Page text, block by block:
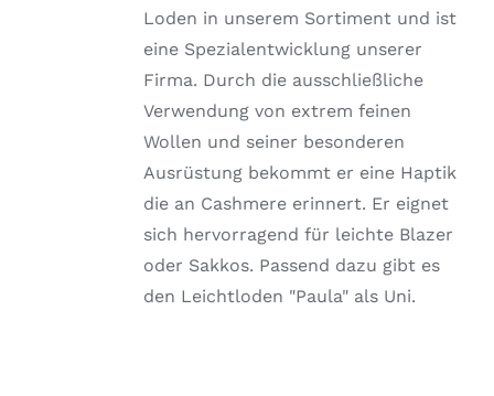
PRODUKTSEITE
Loden in unserem Sortiment und ist
eine Spezialentwicklung unserer
Firma. Durch die ausschließliche
Verwendung von extrem feinen
Wollen und seiner besonderen
Ausrüstung bekommt er eine Haptik
die an Cashmere erinnert. Er eignet
sich hervorragend für leichte Blazer
oder Sakkos. Passend dazu gibt es
den Leichtloden "Paula" als Uni.